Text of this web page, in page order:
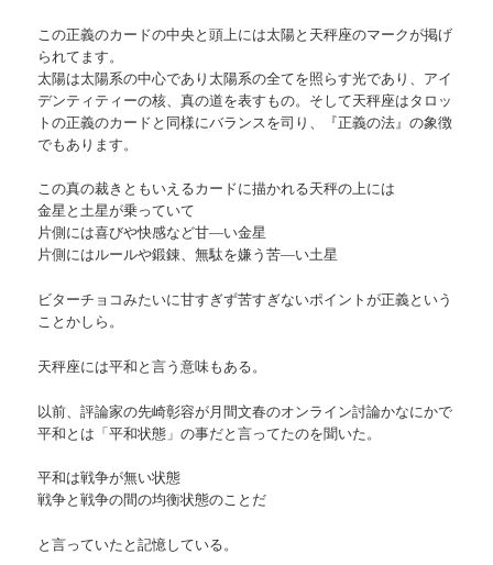
この正義のカードの中央と頭上には太陽と天秤座のマークが掲げ
られてます。
太陽は太陽系の中心であり太陽系の全てを照らす光であり、アイ
デンティティーの核、真の道を表すもの。そして天秤座はタロッ
トの正義のカードと同様にバランスを司り、『正義の法』の象徴
でもあります。
この真の裁きともいえるカードに描かれる天秤の上には
金星と土星が乗っていて
片側には喜びや快感など甘―い金星
片側にはルールや鍛錬、無駄を嫌う苦―い土星
ビターチョコみたいに甘すぎず苦すぎないポイントが正義という
ことかしら。
天秤座には平和と言う意味もある。
以前、評論家の先崎彰容が月間文春のオンライン討論かなにかで
平和とは「平和状態」の事だと言ってたのを聞いた。
平和は戦争が無い状態
戦争と戦争の間の均衡状態のことだ
と言っていたと記憶している。